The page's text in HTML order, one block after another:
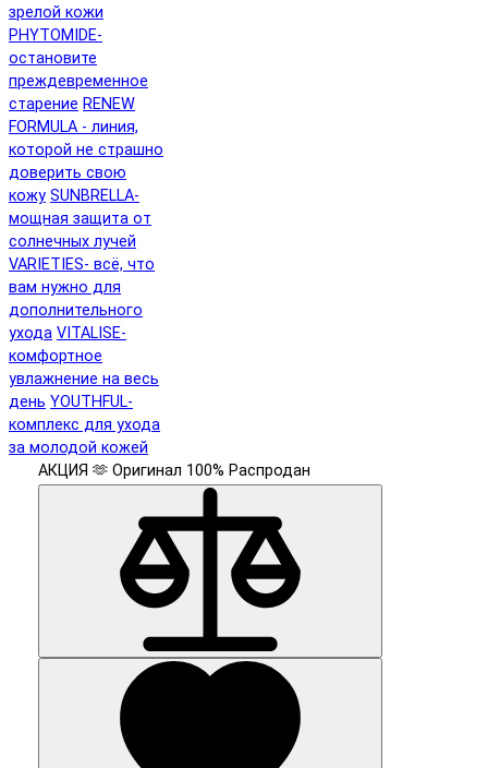
зрелой кожи
PHYTOMIDE-
остановите
преждевременное
старение RENEW
FORMULA - линия,
которой не страшно
доверить свою
кожу SUNBRELLA-
мощная защита от
солнечных лучей
VARIETIES- всё, что
вам нужно для
дополнительного
ухода VITALISE-
комфортное
увлажнение на весь
день YOUTHFUL-
комплекс для ухода
за молодой кожей
АКЦИЯ 🫶 Оригинал 100% Распродан